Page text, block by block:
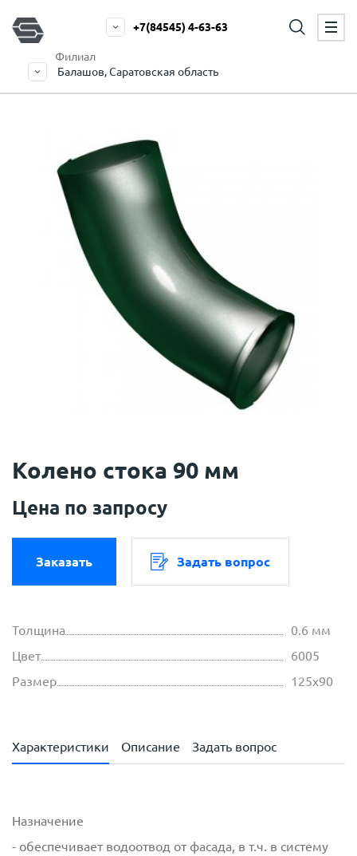
Филиал
Балашов, Саратовская область
+7(84545) 4-63-63
Колено стока 90 мм
Цена по запросу
Заказать Задать вопрос
Толщина
0.6 мм
Цвет
6005
Размер
125х90
Характеристики Описание Задать вопрос
Назначение
- обеспечивает водоотвод от фасада, в т.ч. в систему